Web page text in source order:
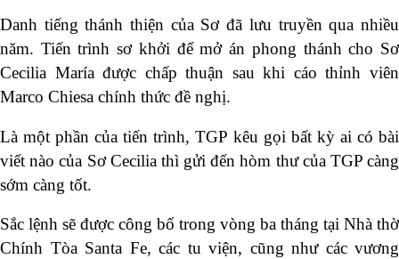
Danh tiếng thánh thiện của Sơ đã lưu truyền qua nhiều
năm. Tiến trình sơ khởi để mở án phong thánh cho Sơ
Cecilia María được chấp thuận sau khi cáo thỉnh viên
Marco Chiesa chính thức đề nghị.
Là một phần của tiến trình, TGP kêu gọi bất kỳ ai có bài
viết nào của Sơ Cecilia thì gửi đến hòm thư của TGP càng
sớm càng tốt.
Sắc lệnh sẽ được công bố trong vòng ba tháng tại Nhà thờ
Chính Tòa Santa Fe, các tu viện, cũng như các vương